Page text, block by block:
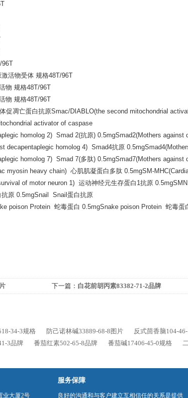
活物受体 规格48T/96T
物 规格48T/96T
物 规格48T/96T
促凋亡蛋白抗原Smac/DIABLO(the second mitochondrial
activator of caspase
homolog 2) Smad 2(抗原) 0.5mgSmad2(Mothers against
decapentaplegic homolog 4) Smad4抗原
homolog 7) Smad 7(多肽) 0.5mgSmad7(Mothers against
myosin heavy chain) 心肌肌凝蛋白多肽 0.5mgSM-
of motor neuron 1) 运动神经元生存蛋白1抗原
原 0.5mgSnail Snail蛋白抗原
poison Protein 蛇毒蛋白 0.5mgSnake poison Protein 蛇毒蛋
下一篇： 白花前胡丙素83382-71-2品牌
34-3规格 防己诺林碱33889-68-8图片 反式茴香脑104-
3品牌 番茄红素502-65-8品牌 番茄碱17406-45-0规格
业大厦2号
服务保障
良好的沟通和与客户建立互相信任的关系是提供